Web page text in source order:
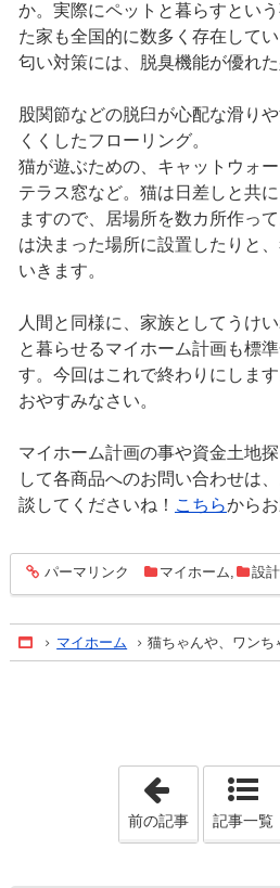
か。実際にペットと暮らすとい
た家も全国的に数多く存在してい
匂い対策には、脱臭機能が優れた
股関節などの脱臼が心配な滑り
くくしたフローリング。
猫が遊ぶための、キャットウォ
テラス窓など。猫は日差しと共
ますので、居場所を数カ所作っ
は決まった場所に設置したりと
いきます。
人間と同様に、家族としてうけ
と暮らせるマイホーム計画も標
す。今回はこれで終わりにします
おやすみなさい。
マイホーム計画の事や資金土地
して各商品へのお問い合わせは
談してくださいね！ こちらからお
entry755
パーマリンク マイホーム 設計
Home
マイホーム 猫ちゃんや、ワンち
「紫陽花」
前の記事 記事一覧